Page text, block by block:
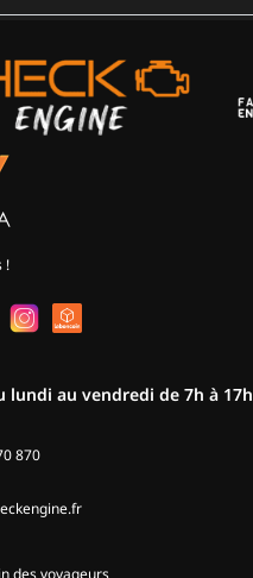
!
lundi au vendredi de 7h à 17h
870
des voyageurs